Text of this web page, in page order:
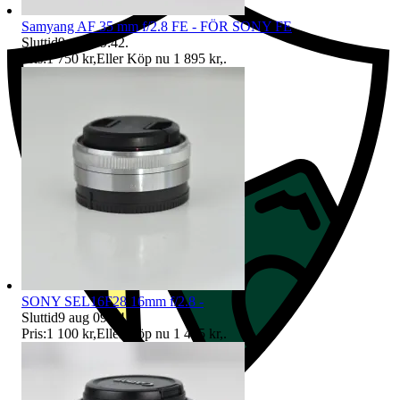
Samyang AF 35 mm f/2.8 FE - FÖR SONY FE
Sluttid9 aug 09:42.
Pris:1 750 kr,Eller Köp nu 1 895 kr,.
SONY SEL16F28 16mm f/2.8 -
Sluttid9 aug 09:44.
Pris:1 100 kr,Eller Köp nu 1 495 kr,.